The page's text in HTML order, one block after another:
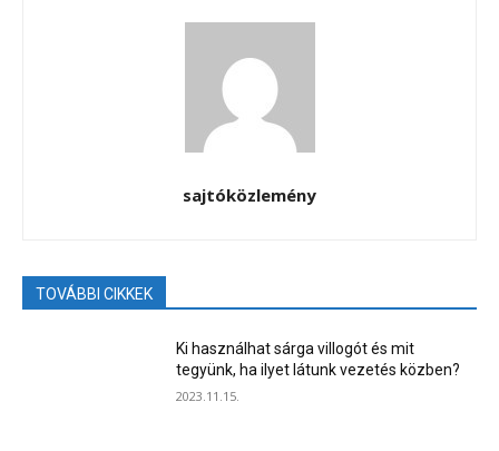
sajtóközlemény
TOVÁBBI CIKKEK
Ki használhat sárga villogót és mit
tegyünk, ha ilyet látunk vezetés közben?
2023.11.15.